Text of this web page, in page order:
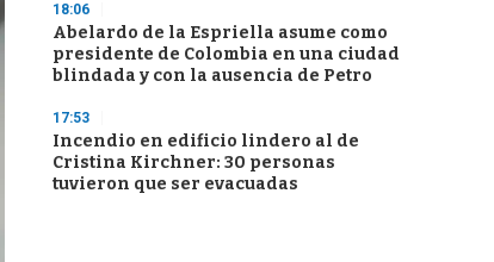
18:06
Abelardo de la Espriella asume como
presidente de Colombia en una ciudad
blindada y con la ausencia de Petro
17:53
Incendio en edificio lindero al de
Cristina Kirchner: 30 personas
tuvieron que ser evacuadas